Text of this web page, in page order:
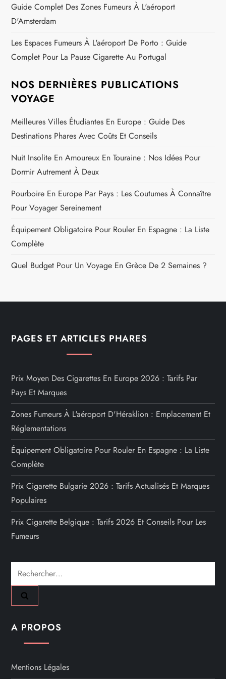
Guide Complet Des Zones Fumeurs À L'aéroport
D'Amsterdam
Les Espaces Fumeurs À L'aéroport De Porto : Guide
Complet Pour La Pause Cigarette Au Portugal
NOS DERNIÈRES PUBLICATIONS
VOYAGE
Meilleures Villes Étudiantes En Europe : Guide Des
Destinations Phares Avec Coûts Et Conseils
Nuit Insolite En Amoureux En Touraine : Nos Idées Pour
Dormir Autrement À Deux
Pourboire En Europe Par Pays : Les Coutumes À Connaître
Pour Voyager Sereinement
Équipement Obligatoire Pour Rouler En Espagne : La Liste
Complète
Quel Budget Pour Un Voyage En Grèce De 2 Semaines ?
PAGES ET ARTICLES PHARES
Prix Moyen Des Cigarettes En Europe 2026 : Tarifs Par
Pays Et Marques
Zones Fumeurs À L'aéroport D'Héraklion : Emplacement Et
Réglementations
Équipement Obligatoire Pour Rouler En Espagne : La Liste
Complète
Prix Cigarette Bulgarie 2026 : Tarifs Actualisés Et Marques
Populaires
Prix Cigarette Belgique : Tarifs 2026 Et Conseils Pour Les
Fumeurs
Rechercher :
A PROPOS
Mentions Légales